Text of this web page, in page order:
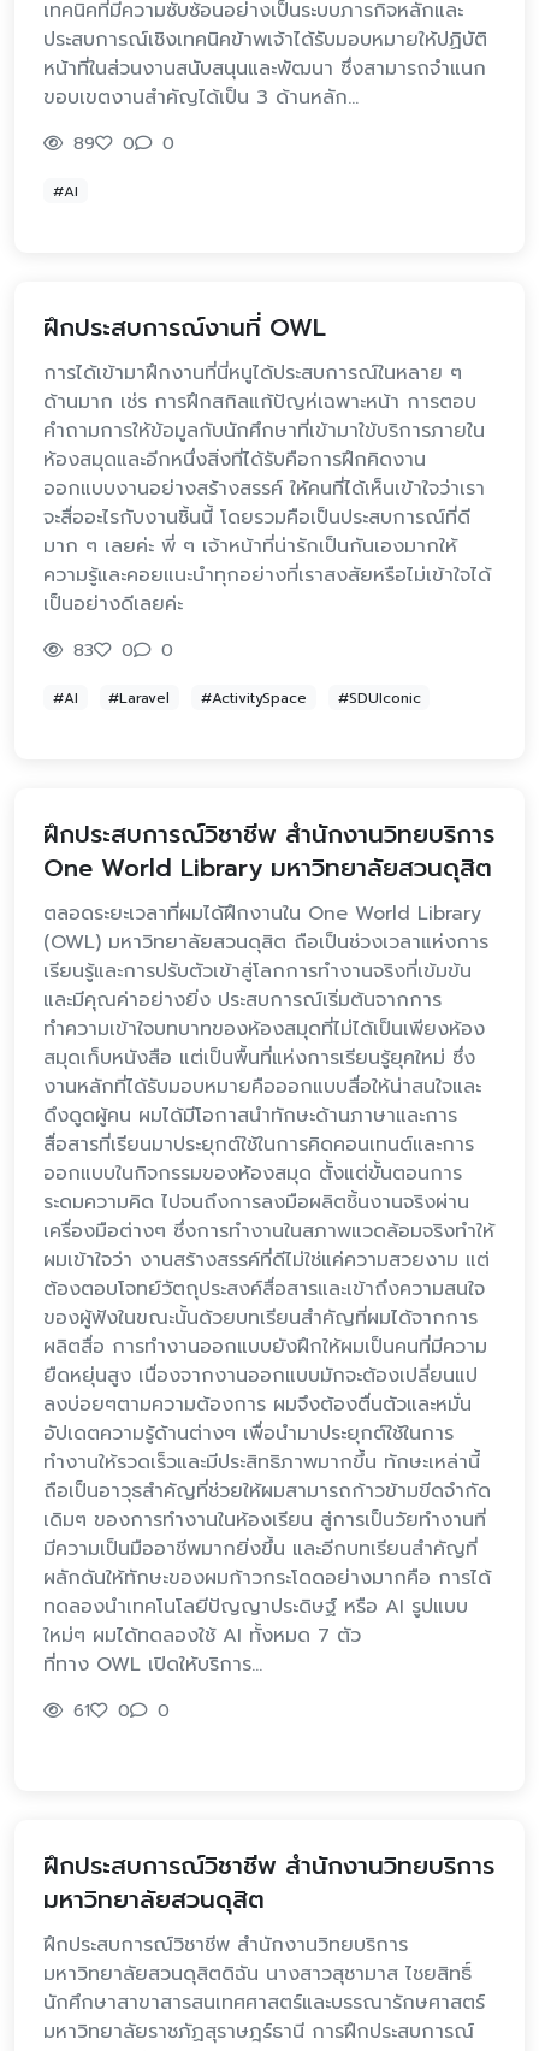
เทคนิคที่มีความซับซ้อนอย่างเป็นระบบภารกิจหลักและ
ประสบการณ์เชิงเทคนิคข้าพเจ้าได้รับมอบหมายให้ปฏิบัติ
หน้าที่ในส่วนงานสนับสนุนและพัฒนา ซึ่งสามารถจำแนก
ขอบเขตงานสำคัญได้เป็น 3 ด้านหลัก…
89 0 0
#AI
ฝึกประสบการณ์งานที่ OWL
การได้เข้ามาฝึกงานที่นี่หนูได้ประสบการณ์ในหลาย ๆ
ด้านมาก เช่ร การฝึกสกิลแก้ปัญห่เฉพาะหน้า การตอบ
คำถามการให้ข้อมูลกับนักศึกษาที่เข้ามาใข้บริการภายใน
ห้องสมุดและอีกหนึ่งสิ่งที่ได้รับคือการฝึกคิดงาน
ออกแบบงานอย่างสร้างสรรค์ ให้คนที่ได้เห็นเข้าใจว่าเรา
จะสื่ออะไรกับงานชิ้นนี้ โดยรวมคือเป็นประสบการณ์ที่ดี
มาก ๆ เลยค่ะ พี่ ๆ เจ้าหน้าที่น่ารักเป็นกันเองมากให้
ความรู้และคอยแนะนำทุกอย่างที่เราสงสัยหรือไม่เข้าใจได้
เป็นอย่างดีเลยค่ะ
83 0 0
#AI #Laravel #ActivitySpace #SDUIconic
ฝึกประสบการณ์วิชาชีพ สำนักงานวิทยบริการ
One World Library มหาวิทยาลัยสวนดุสิต
​ตลอดระยะเวลาที่ผมได้ฝึกงานใน One World Library
(OWL) มหาวิทยาลัยสวนดุสิต ถือเป็นช่วงเวลาแห่งการ
เรียนรู้และการปรับตัวเข้าสู่โลกการทำงานจริงที่เข้มข้น
และมีคุณค่าอย่างยิ่ง ประสบการณ์เริ่มต้นจากการ
ทำความเข้าใจบทบาทของห้องสมุดที่ไม่ได้เป็นเพียงห้อง
สมุดเก็บหนังสือ แต่เป็นพื้นที่แห่งการเรียนรู้ยุคใหม่ ซึ่ง
งานหลักที่ได้รับมอบหมายคือออกแบบสื่อให้น่าสนใจและ
ดึงดูดผู้คน ผมได้มีโอกาสนำทักษะด้านภาษาและการ
สื่อสารที่เรียนมาประยุกต์ใช้ในการคิดคอนเทนต์และการ
ออกแบบในกิจกรรมของห้องสมุด ตั้งแต่ขั้นตอนการ
ระดมความคิด ไปจนถึงการลงมือผลิตชิ้นงานจริงผ่าน
เครื่องมือต่างๆ ซึ่งการทำงานในสภาพแวดล้อมจริงทำให้
ผมเข้าใจว่า งานสร้างสรรค์ที่ดีไม่ใช่แค่ความสวยงาม แต่
ต้องตอบโจทย์วัตถุประสงค์สื่อสารและเข้าถึงความสนใจ
ของผู้ฟังในขณะนั้นด้วยบทเรียนสำคัญที่ผมได้จากการ
ผลิตสื่อ การทำงานออกแบบยังฝึกให้ผมเป็นคนที่มีความ
ยืดหยุ่นสูง เนื่องจากงานออกแบบมักจะต้องเปลี่ยนแป
ลงบ่อยๆตามความต้องการ ผมจึงต้องตื่นตัวและหมั่น
อัปเดตความรู้ด้านต่างๆ เพื่อนำมาประยุกต์ใช้ในการ
ทำงานให้รวดเร็วและมีประสิทธิภาพมากขึ้น ทักษะเหล่านี้
ถือเป็นอาวุธสำคัญที่ช่วยให้ผมสามารถก้าวข้ามขีดจำกัด
เดิมๆ ของการทำงานในห้องเรียน สู่การเป็นวัยทำงานที่
มีความเป็นมืออาชีพมากยิ่งขึ้น และอีกบทเรียนสำคัญที่
ผลักดันให้ทักษะของผมก้าวกระโดดอย่างมากคือ การได้
ทดลองนำเทคโนโลยีปัญญาประดิษฐ์ หรือ AI รูปแบบ
ใหม่ๆ ผมได้ทดลองใช้ AI ทั้งหมด 7 ตัว
ที่ทาง OWL เปิดให้บริการ…
61 0 0
ฝึกประสบการณ์วิชาชีพ สำนักงานวิทยบริการ
มหาวิทยาลัยสวนดุสิต
ฝึกประสบการณ์วิชาชีพ สำนักงานวิทยบริการ
มหาวิทยาลัยสวนดุสิตดิฉัน นางสาวสุชามาส ไชยสิทธิ์
นักศึกษาสาขาสารสนเทศศาสตร์และบรรณารักษศาสตร์
มหาวิทยาลัยราชภัฏสุราษฎร์ธานี การฝึกประสบการณ์